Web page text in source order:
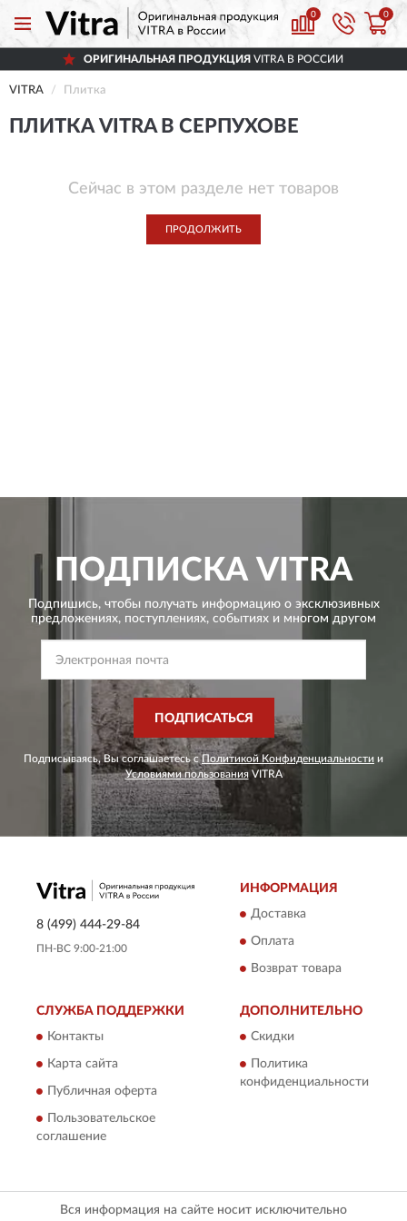
0 0
ОРИГИНАЛЬНАЯ ПРОДУКЦИЯ VITRA В РОССИИ
VITRA Плитка
ПЛИТКА VITRA В СЕРПУХОВЕ
Сейчас в этом разделе нет товаров
ПРОДОЛЖИТЬ
ПОДПИСКА VITRA
Подпишись, чтобы получать информацию о эксклюзивных
предложениях, поступлениях, событиях и многом другом
ПОДПИСАТЬСЯ
Подписываясь, Вы соглашаетесь сПолитикой Конфиденциальности и
Условиями пользованияVITRA
8 (499) 444-29-84
ПН-ВС 9:00-21:00
ИНФОРМАЦИЯ
Доставка
Оплата
Возврат товара
СЛУЖБА ПОДДЕРЖКИ
Контакты
Карта сайта
Публичная оферта
Пользовательское
соглашение
ДОПОЛНИТЕЛЬНО
Скидки
Политика
конфиденциальности
Вся информация на сайте носит исключительно